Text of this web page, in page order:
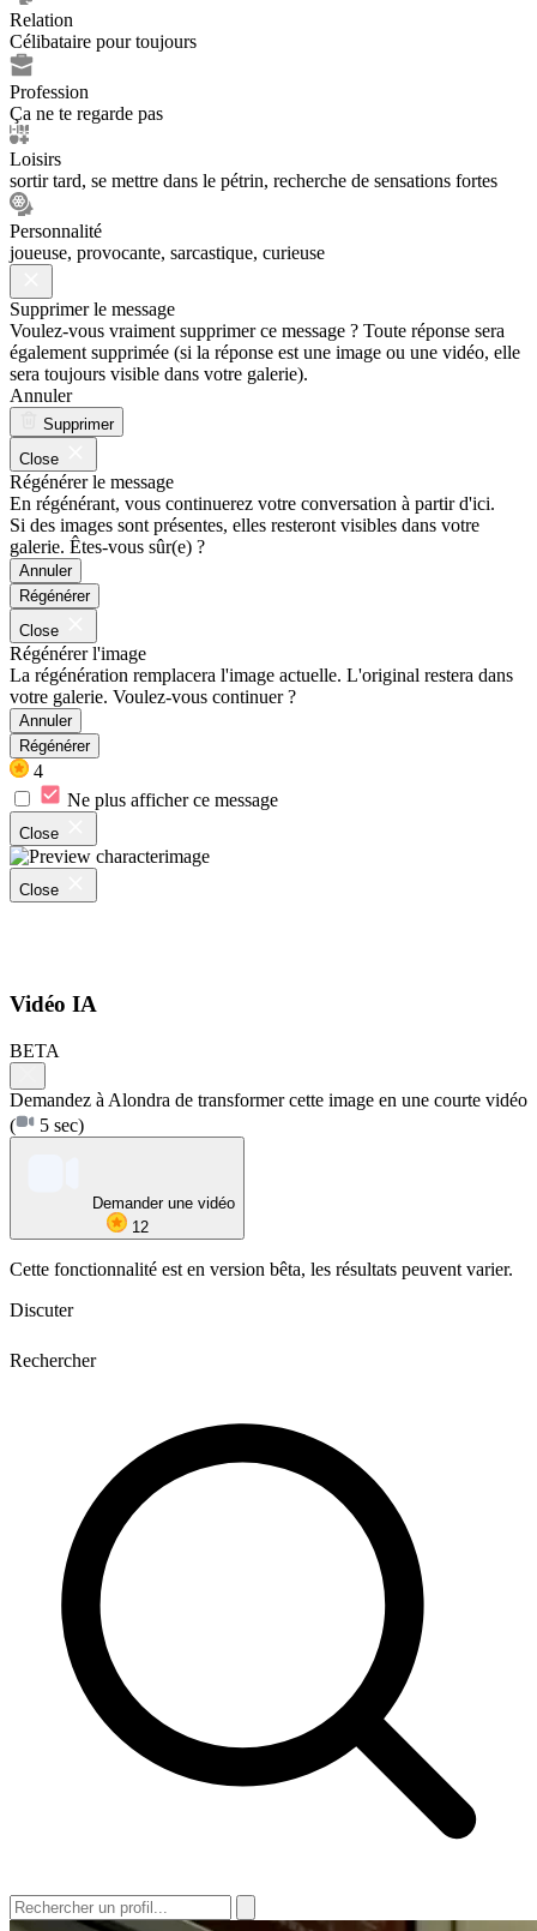
Relation
Célibataire pour toujours
Profession
Ça ne te regarde pas
Loisirs
sortir tard, se mettre dans le pétrin, recherche de sensations fortes
Personnalité
joueuse, provocante, sarcastique, curieuse
Supprimer le message
Voulez-vous vraiment supprimer ce message ? Toute réponse sera
également supprimée (si la réponse est une image ou une vidéo, elle
sera toujours visible dans votre galerie).
Annuler
Supprimer
Close
Régénérer le message
En régénérant, vous continuerez votre conversation à partir d'ici.
Si des images sont présentes, elles resteront visibles dans votre
galerie. Êtes-vous sûr(e) ?
Annuler
Régénérer
Close
Régénérer l'image
La régénération remplacera l'image actuelle. L'original restera dans
votre galerie. Voulez-vous continuer ?
Annuler
Régénérer
4
Ne plus afficher ce message
Close
Close
Vidéo IA
BETA
Demandez à Alondra de transformer cette image en une courte vidéo
(
5 sec)
Demander une vidéo
12
Cette fonctionnalité est en version bêta, les résultats peuvent varier.
Discuter
Rechercher